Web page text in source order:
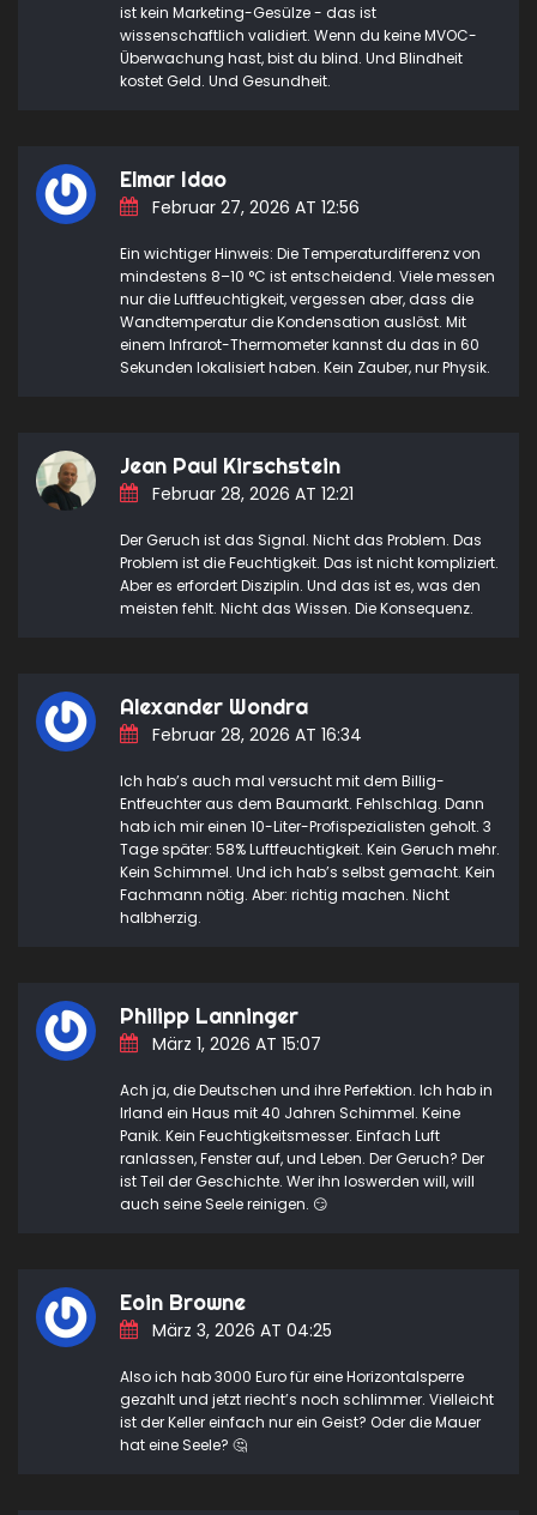
ist kein Marketing-Gesülze - das ist
wissenschaftlich validiert. Wenn du keine MVOC-
Überwachung hast, bist du blind. Und Blindheit
kostet Geld. Und Gesundheit.
Elmar Idao
Februar 27, 2026 AT 12:56
Ein wichtiger Hinweis: Die Temperaturdifferenz von
mindestens 8–10 °C ist entscheidend. Viele messen
nur die Luftfeuchtigkeit, vergessen aber, dass die
Wandtemperatur die Kondensation auslöst. Mit
einem Infrarot-Thermometer kannst du das in 60
Sekunden lokalisiert haben. Kein Zauber, nur Physik.
Jean Paul Kirschstein
Februar 28, 2026 AT 12:21
Der Geruch ist das Signal. Nicht das Problem. Das
Problem ist die Feuchtigkeit. Das ist nicht kompliziert.
Aber es erfordert Disziplin. Und das ist es, was den
meisten fehlt. Nicht das Wissen. Die Konsequenz.
Alexander Wondra
Februar 28, 2026 AT 16:34
Ich hab’s auch mal versucht mit dem Billig-
Entfeuchter aus dem Baumarkt. Fehlschlag. Dann
hab ich mir einen 10-Liter-Profispezialisten geholt. 3
Tage später: 58% Luftfeuchtigkeit. Kein Geruch mehr.
Kein Schimmel. Und ich hab’s selbst gemacht. Kein
Fachmann nötig. Aber: richtig machen. Nicht
halbherzig.
Philipp Lanninger
März 1, 2026 AT 15:07
Ach ja, die Deutschen und ihre Perfektion. Ich hab in
Irland ein Haus mit 40 Jahren Schimmel. Keine
Panik. Kein Feuchtigkeitsmesser. Einfach Luft
ranlassen, Fenster auf, und Leben. Der Geruch? Der
ist Teil der Geschichte. Wer ihn loswerden will, will
auch seine Seele reinigen. 😏
Eoin Browne
März 3, 2026 AT 04:25
Also ich hab 3000 Euro für eine Horizontalsperre
gezahlt und jetzt riecht’s noch schlimmer. Vielleicht
ist der Keller einfach nur ein Geist? Oder die Mauer
hat eine Seele? 🤔